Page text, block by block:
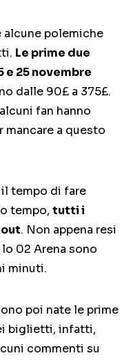
polemiche
Le prime due
e 25 novembre
dalle 90£ a 375£.
fan hanno
a questo
il tempo di fare
tempo, tutti i
. Non appena resi
02 Arena sono
minuti.
poi nate le prime
biglietti, infatti,
commenti su